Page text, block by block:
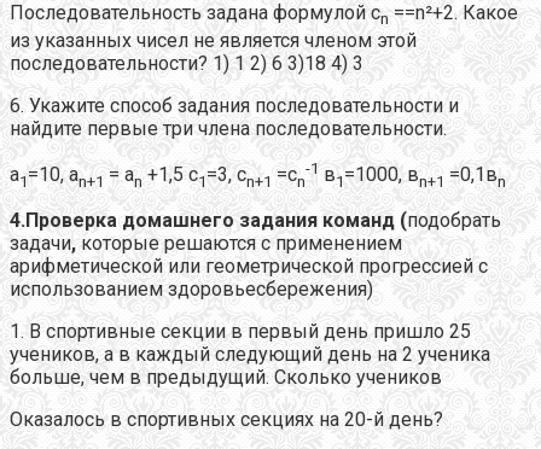
Последовательность задана формулой сn ==n²+2. Какое
из указанных чисел не является членом этой
последовательности? 1) 1 2) 6 3)18 4) 3
6. Укажите способ задания последовательности и
найдите первые три члена последовательности.
a1 =10, аn+1 = аn +1,5 с1 =3, сn+1 =сn
-1 в1 =1000, вn+1 =0,1вn
4.Проверка домашнего задания команд (подобрать
задачи, которые решаются с применением
арифметической или геометрической прогрессией с
использованием здоровьесбережения)
1. В спортивные секции в первый день пришло 25
учеников, а в каждый следующий день на 2 ученика
больше, чем в предыдущий. Сколько учеников
Оказалось в спортивных секциях на 20-й день?